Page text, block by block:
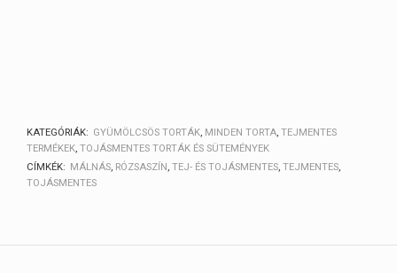
KATEGÓRIÁK: GYÜMÖLCSÖS TORTÁK, MINDEN TORTA,TEJMENTES
TERMÉKEK,TOJÁSMENTES TORTÁK ÉS SÜTEMÉNYEK
CÍMKÉK: MÁLNÁS, RÓZSASZÍN,TEJ- ÉS TOJÁSMENTES,TEJMENTES,
TOJÁSMENTES